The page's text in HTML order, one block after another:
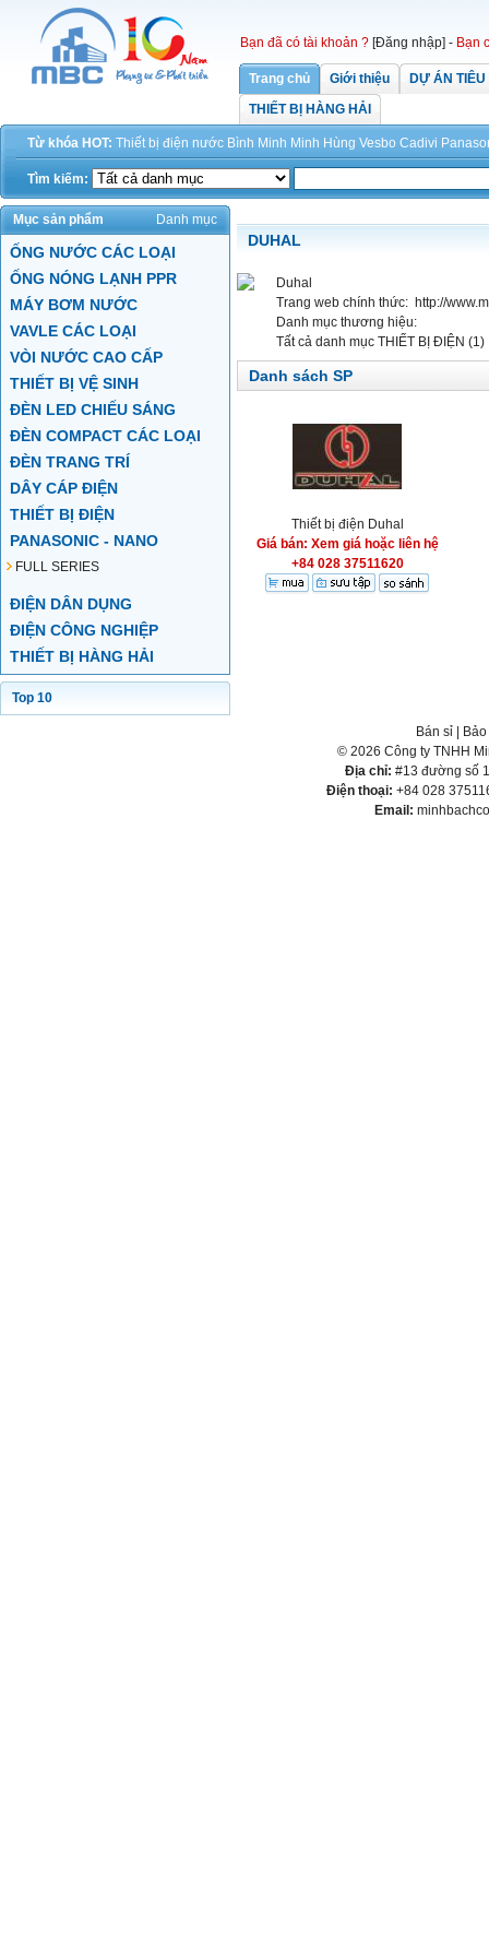
Bạn đã có tài khoản ? [Đăng nhập] - Bạn
Trang chủ Giới thiệu
DỰ ÁN
THIẾT BỊ HÀNG HẢI
Từ khóa HOT: Thiết bị điện nước Bình Minh Minh Hùng Vesbo Cadivi
Tìm kiếm:
Mục sản phẩm Danh mục
ỐNG NƯỚC CÁC LOẠI
ỐNG NÓNG LẠNH PPR
MÁY BƠM NƯỚC
VAVLE CÁC LOẠI
VÒI NƯỚC CAO CẤP
THIẾT BỊ VỆ SINH
ĐÈN LED CHIẾU SÁNG
ĐÈN COMPACT CÁC LOẠI
ĐÈN TRANG TRÍ
DÂY CÁP ĐIỆN
THIẾT BỊ ĐIỆN
PANASONIC - NANO
FULL SERIES
ĐIỆN DÂN DỤNG
ĐIỆN CÔNG NGHIỆP
THIẾT BỊ HÀNG HẢI
Top 10
DUHAL
Duhal
Trang web chính thức: http://
Danh mục thương hiệu:
Tất cả danh mục THIẾT BỊ ĐIỆN (1)
Danh sách SP
Thiết bị điện Duhal
Giá bán: Xem giá hoặc liên hệ
+84 028 37511620
Bán sỉ
© 2026 Công ty TNHH
Địa chỉ: #13 đường số
Điện thoại: +84 028
Email: